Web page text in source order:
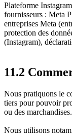
Plateforme
fournisseurs : Meta
entreprises Meta
protection des
(Instagram),
11.2
Nous pratiquons le
tiers pour pouvoir
ou des marchandises.
Nous utilisons